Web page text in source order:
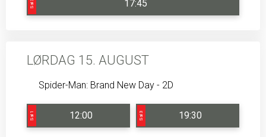
Sal 3 17:45
LØRDAG 15. AUGUST
Spider-Man: Brand New Day - 2D
Sal 1 12:00 Sal 3 19:30